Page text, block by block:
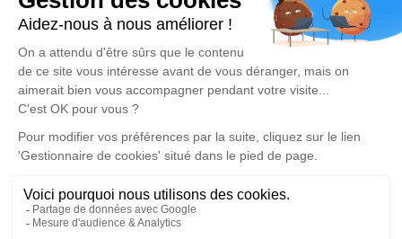
Réseaux sociaux
Liens utiles
Publier un avis de décès
Signaler un abus/une erreur
Consultez nos offres d'emploi
Politique de traitement des données